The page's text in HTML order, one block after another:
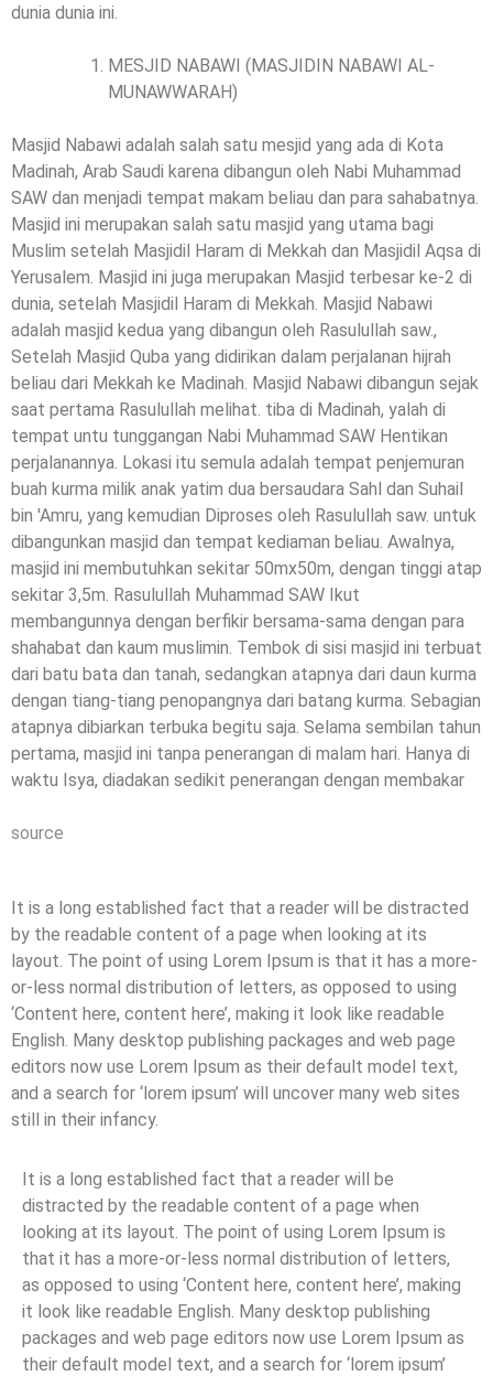
dunia dunia ini.
MESJID NABAWI (MASJIDIN NABAWI AL-
MUNAWWARAH)
Masjid Nabawi adalah salah satu mesjid yang ada di Kota
Madinah, Arab Saudi karena dibangun oleh Nabi Muhammad
SAW dan menjadi tempat makam beliau dan para sahabatnya.
Masjid ini merupakan salah satu masjid yang utama bagi
Muslim setelah Masjidil Haram di Mekkah dan Masjidil Aqsa di
Yerusalem. Masjid ini juga merupakan Masjid terbesar ke-2 di
dunia, setelah Masjidil Haram di Mekkah. Masjid Nabawi
adalah masjid kedua yang dibangun oleh Rasulullah saw.,
Setelah Masjid Quba yang didirikan dalam perjalanan hijrah
beliau dari Mekkah ke Madinah. Masjid Nabawi dibangun sejak
saat pertama Rasulullah melihat. tiba di Madinah, yalah di
tempat untu tunggangan Nabi Muhammad SAW Hentikan
perjalanannya. Lokasi itu semula adalah tempat penjemuran
buah kurma milik anak yatim dua bersaudara Sahl dan Suhail
bin 'Amru, yang kemudian Diproses oleh Rasulullah saw. untuk
dibangunkan masjid dan tempat kediaman beliau. Awalnya,
masjid ini membutuhkan sekitar 50mx50m, dengan tinggi atap
sekitar 3,5m. Rasulullah Muhammad SAW Ikut
membangunnya dengan berfikir bersama-sama dengan para
shahabat dan kaum muslimin. Tembok di sisi masjid ini terbuat
dari batu bata dan tanah, sedangkan atapnya dari daun kurma
dengan tiang-tiang penopangnya dari batang kurma. Sebagian
atapnya dibiarkan terbuka begitu saja. Selama sembilan tahun
pertama, masjid ini tanpa penerangan di malam hari. Hanya di
waktu Isya, diadakan sedikit penerangan dengan membakar
source
It is a long established fact that a reader will be distracted
by the readable content of a page when looking at its
layout. The point of using Lorem Ipsum is that it has a more-
or-less normal distribution of letters, as opposed to using
‘Content here, content here’, making it look like readable
English. Many desktop publishing packages and web page
editors now use Lorem Ipsum as their default model text,
and a search for ‘lorem ipsum’ will uncover many web sites
still in their infancy.
It is a long established fact that a reader will be
distracted by the readable content of a page when
looking at its layout. The point of using Lorem Ipsum is
that it has a more-or-less normal distribution of letters,
as opposed to using ‘Content here, content here’, making
it look like readable English. Many desktop publishing
packages and web page editors now use Lorem Ipsum as
their default model text, and a search for ‘lorem ipsum’